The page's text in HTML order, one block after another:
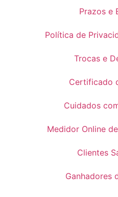
Prazos e
Política de
Trocas e
Certificado
Cuidados
Medidor Online
Clientes
Ganhadores